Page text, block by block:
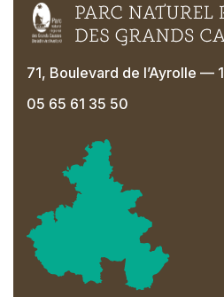
71, Boulevard de l’Ayrolle —
05 65 61 35 50